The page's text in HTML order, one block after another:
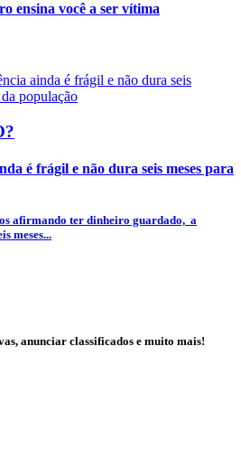
ensina você a ser vítima
é frágil e não dura seis meses para
afirmando ter dinheiro guardado, a
meses...
anunciar classificados e muito mais!